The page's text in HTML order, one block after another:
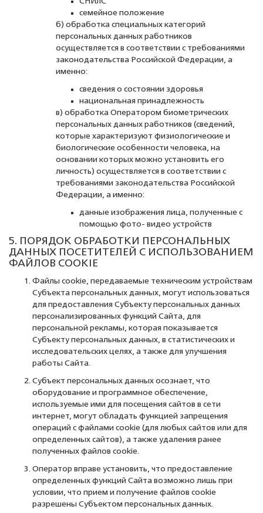
семейное положение
б) обработка специальных категорий
персональных данных работников
осуществляется в соответствии с требованиями
законодательства Российской Федерации, а
именно:
сведения о состоянии здоровья
национальная принадлежность
в) обработка Оператором биометрических
персональных данных работников (сведений,
которые характеризуют физиологические и
биологические особенности человека, на
основании которых можно установить его
личность) осуществляется в соответствии с
требованиями законодательства Российской
Федерации, а именно:
данные изображения лица, полученные с
помощью фото- видео устройств
5. ПОРЯДОК ОБРАБОТКИ ПЕРСОНАЛЬНЫХ
ДАННЫХ ПОСЕТИТЕЛЕЙ С ИСПОЛЬЗОВАНИЕМ
ФАЙЛОВ COOKIE
Файлы cookie, передаваемые техническим устройствам
Субъекта персональных данных, могут использоваться
для предоставления Субъекту персональных данных
персонализированных функций Сайта, для
персональной рекламы, которая показывается
Субъекту персональных данных, в статистических и
исследовательских целях, а также для улучшения
работы Сайта.
Субъект персональных данных осознает, что
оборудование и программное обеспечение,
используемые ими для посещения сайтов в сети
интернет, могут обладать функцией запрещения
операций с файлами cookie (для любых сайтов или для
определенных сайтов), а также удаления ранее
полученных файлов cookie.
Оператор вправе установить, что предоставление
определенных функций Сайта возможно лишь при
условии, что прием и получение файлов cookie
разрешены Субъектом персональных данных.